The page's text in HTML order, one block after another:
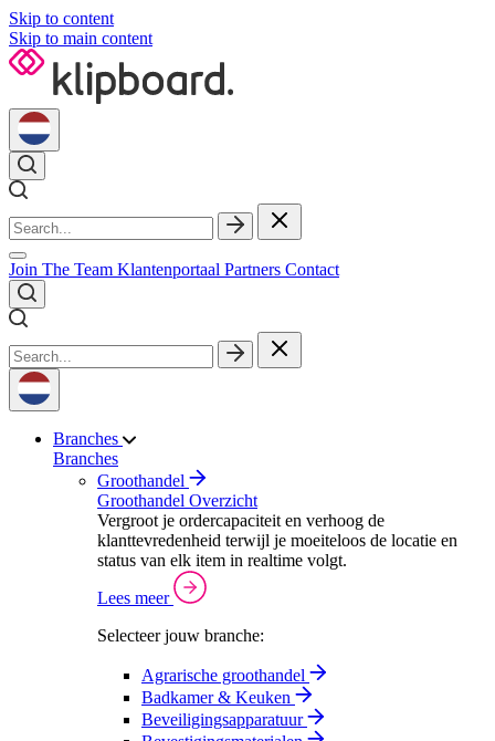
Skip to content
Skip to main content
Join The Team Klantenportaal Partners Contact
Branches
Branches
Groothandel
Groothandel Overzicht
Vergroot je ordercapaciteit en verhoog de
klanttevredenheid terwijl je moeiteloos de locatie en
status van elk item in realtime volgt.
Lees meer
Selecteer jouw branche:
Agrarische groothandel
Badkamer & Keuken
Beveiligingsapparatuur